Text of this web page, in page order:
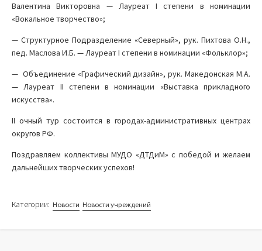
Валентина Викторовна — Лауреат I степени в номинации
«Вокальное творчество»;
— Структурное Подразделение «Северный», рук. Пихтова О.Н.,
пед. Маслова И.Б. — Лауреат I степени в номинации «Фольклор»;
— Объединение «Графический дизайн», рук. Македонская М.А.
— Лауреат II степени в номинации «Выставка прикладного
искусства».
II очный тур состоится в городах-административных центрах
округов РФ.
Поздравляем коллективы МУДО «ДТДиМ» с победой и желаем
дальнейших творческих успехов!
Категории: Новости Новости учреждений